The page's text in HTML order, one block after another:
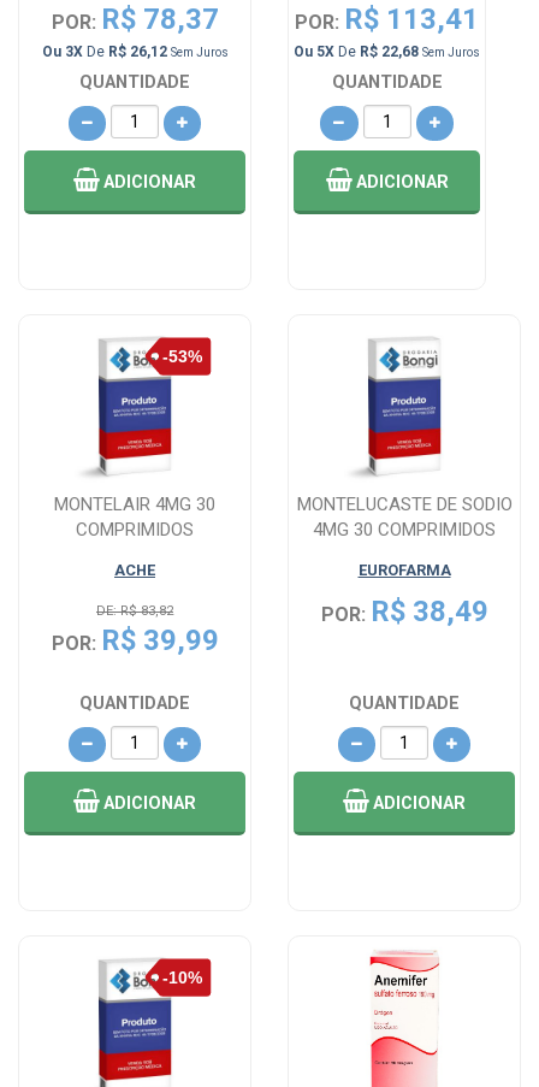
POR: R$ 78,37
Ou 3XDe R$ 26,12 Sem Juros
QUANTIDADE
ADICIONAR
POR: R$ 113,41
Ou 5X De R$ 22,68 Sem Juros
QUANTIDADE
ADICIONAR
MONTELAIR 4MG 30
COMPRIMIDOS
ACHE
DE: R$ 83,82
POR: R$ 39,99
QUANTIDADE
ADICIONAR
MONTELUCASTE DE SODIO
4MG 30 COMPRIMIDOS
EUROFARMA
POR: R$ 38,49
QUANTIDADE
ADICIONAR